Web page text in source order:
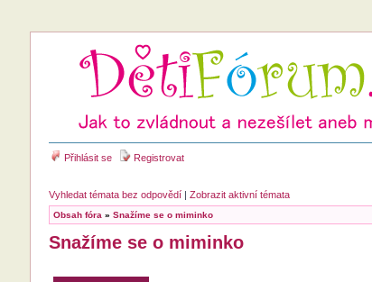
Přihlásit se Registrovat
Vyhledat témata bez odpovědí| Zobrazit aktivní témata
Obsah fóra » Snažíme se o miminko
Snažíme se o miminko